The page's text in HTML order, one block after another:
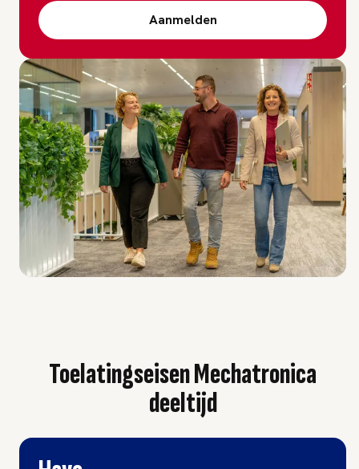
Aanmelden
Toelatingseisen Mechatronica
deeltijd